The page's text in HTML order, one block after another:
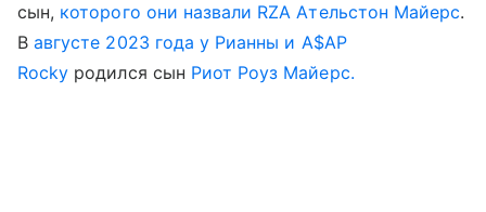
сын, которого они назвали RZA Ательстон Майерс.
Вавгусте 2023 года у Рианны и A$AP
Rocky родился сын Риот Роуз Майерс.